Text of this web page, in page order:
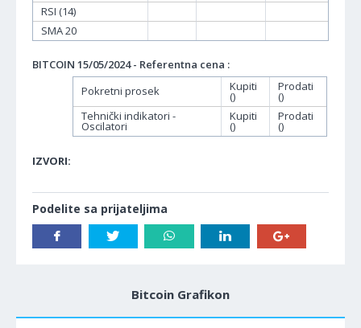
RSI (14)
SMA 20
BITCOIN 15/05/2024 - Referentna cena :
Pokretni prosek
Kupiti
()
Prodati
()
Tehnički indikatori -
Oscilatori
Kupiti
()
Prodati
()
IZVORI:
Podelite sa prijateljima
Bitcoin Grafikon